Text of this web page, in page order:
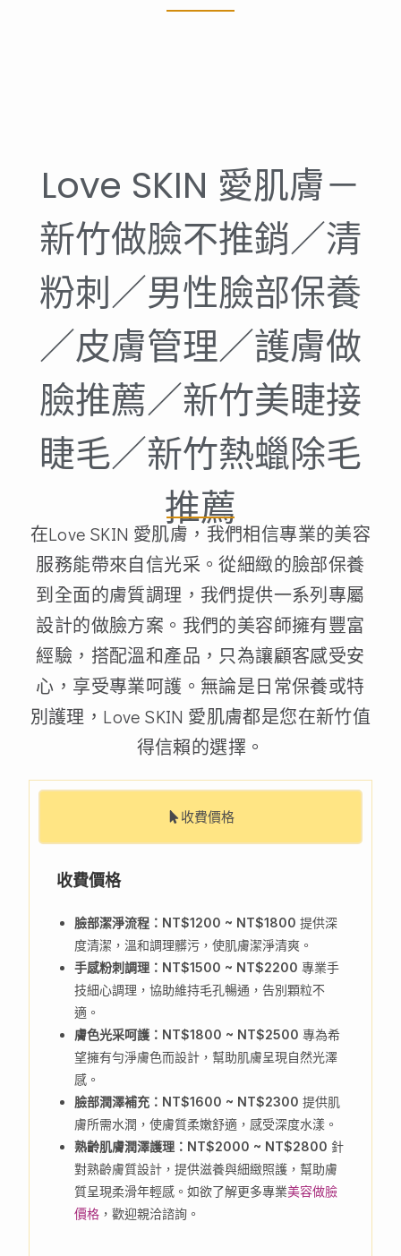
Love SKIN 愛肌膚－
新竹做臉不推銷／清
粉刺／男性臉部保養
／皮膚管理／護膚做
臉推薦／新竹美睫接
睫毛／新竹熱蠟除毛
推薦
在Love SKIN 愛肌膚，我們相信專業的美容
服務能帶來自信光采。從細緻的臉部保養
到全面的膚質調理，我們提供一系列專屬
設計的做臉方案。我們的美容師擁有豐富
經驗，搭配溫和產品，只為讓顧客感受安
心，享受專業呵護。無論是日常保養或特
別護理，Love SKIN 愛肌膚都是您在新竹值
得信賴的選擇。
收費價格
收費價格
臉部潔淨流程：NT$1200 ~ NT$1800 提供深
度清潔，溫和調理髒污，使肌膚潔淨清爽。
手感粉刺調理：NT$1500 ~ NT$2200 專業手
技細心調理，協助維持毛孔暢通，告別顆粒不
適。
膚色光采呵護：NT$1800 ~ NT$2500 專為希
望擁有勻淨膚色而設計，幫助肌膚呈現自然光澤
感。
臉部潤澤補充：NT$1600 ~ NT$2300 提供肌
膚所需水潤，使膚質柔嫩舒適，感受深度水漾。
熟齡肌膚潤澤護理：NT$2000 ~ NT$2800 針
對熟齡膚質設計，提供滋養與細緻照護，幫助膚
質呈現柔滑年輕感。如欲了解更多專業美容做臉
價格 ，歡迎親洽諮詢。